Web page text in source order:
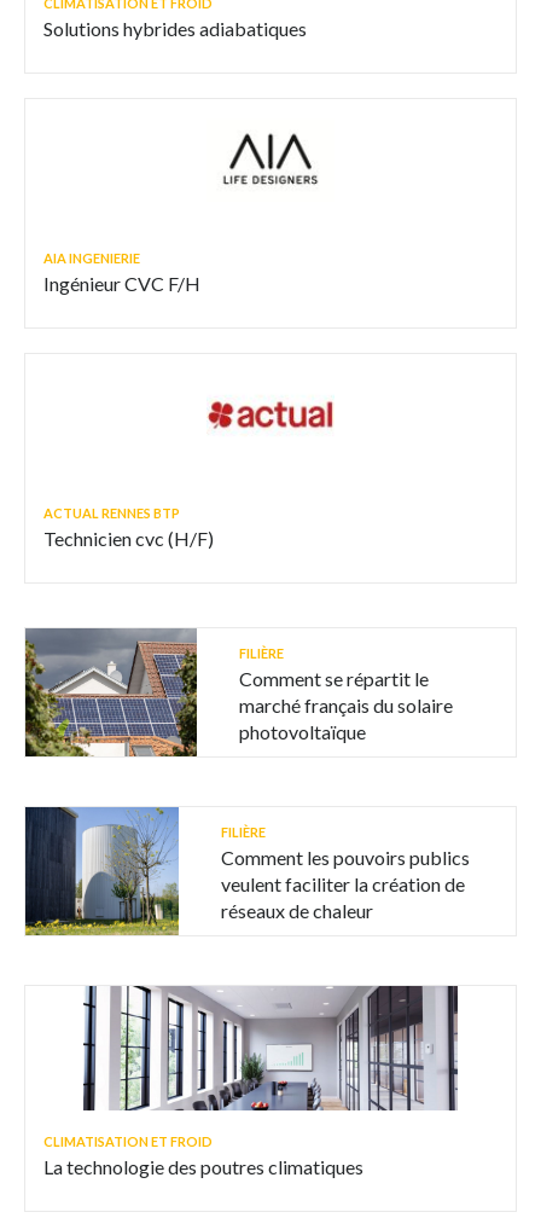
CLIMATISATION ET FROID
Solutions hybrides adiabatiques
AIA INGENIERIE
Ingénieur CVC F/H
ACTUAL RENNES BTP
Technicien cvc (H/F)
FILIÈRE
Comment se répartit le
marché français du solaire
photovoltaïque
FILIÈRE
Comment les pouvoirs publics
veulent faciliter la création de
réseaux de chaleur
CLIMATISATION ET FROID
La technologie des poutres climatiques